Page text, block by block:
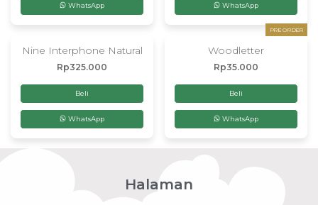
WhatsApp WhatsApp
Nine Interphone Natural
Rp325.000
Beli
WhatsApp
PRE ORDER
Woodletter
Rp35.000
Beli
WhatsApp
Halaman